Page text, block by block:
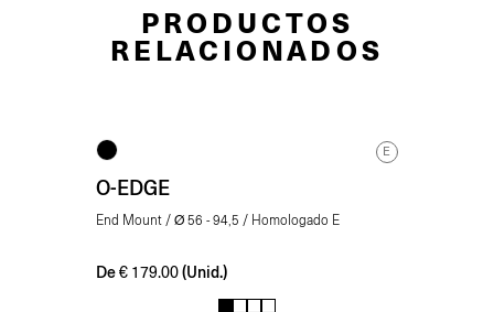
PRODUCTOS
RELACIONADOS
E
O-EDGE
End Mount / Ø 56 - 94,5 / Homologado E
De € 179.00 (Unid.)